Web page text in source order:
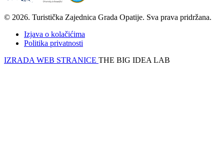
© 2026. Turistička Zajednica Grada Opatije. Sva prava pridržana.
Izjava o kolačićima
Politika privatnosti
IZRADA WEB STRANICE THE BIG IDEA LAB